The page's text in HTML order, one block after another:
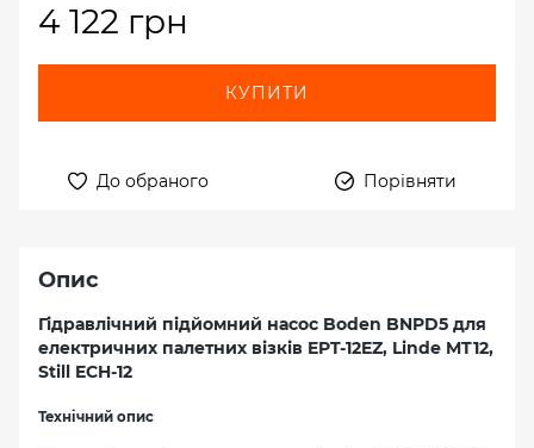
4 122 грн
КУПИТИ
До обраного Порівняти
Опис
Гідравлічний підйомний насос Boden BNPD5 для
електричних палетних візків EPT-12EZ, Linde MT12,
Still ECH-12
Технічний опис